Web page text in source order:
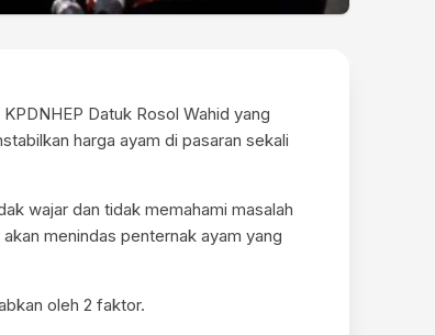
Datuk Rosol Wahid yang
harga ayam di pasaran sekali
wajar dan tidak memahami masalah
menindas penternak ayam yang
oleh 2 faktor.